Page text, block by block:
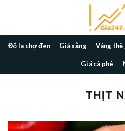
Đô la chợ đen Giá xăng Vàng
Giá cà phê
THỊT